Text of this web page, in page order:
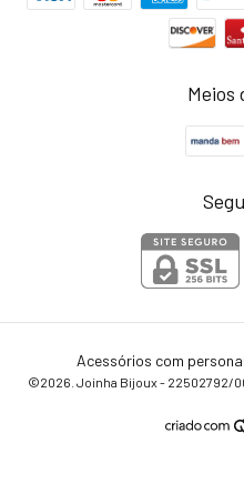
Meios
Acessórios com
©2026. Joinha Bijoux - 22502792/